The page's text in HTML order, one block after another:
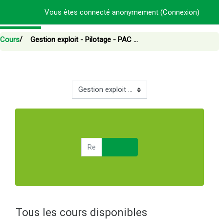
Vous êtes connecté anonymement (Connexion)
Cours Gestion exploit - Pilotage - PAC ...
Catégories de cours
Rechercher des cours
Tous les cours disponibles